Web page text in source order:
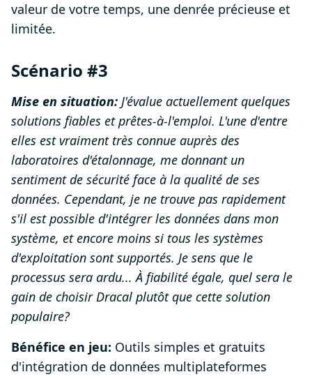
valeur de votre temps, une denrée précieuse et
limitée.
Scénario #3
Mise en situation: J'évalue actuellement quelques
solutions fiables et prêtes-à-l'emploi. L'une d'entre
elles est vraiment très connue auprès des
laboratoires d'étalonnage, me donnant un
sentiment de sécurité face à la qualité de ses
données. Cependant, je ne trouve pas rapidement
s'il est possible d'intégrer les données dans mon
système, et encore moins si tous les systèmes
d'exploitation sont supportés. Je sens que le
processus sera ardu... À fiabilité égale, quel sera le
gain de choisir Dracal plutôt que cette solution
populaire?
Bénéfice en jeu: Outils simples et gratuits
d'intégration de données multiplateformes